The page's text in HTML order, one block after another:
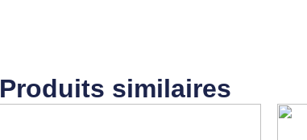
Produits similaires